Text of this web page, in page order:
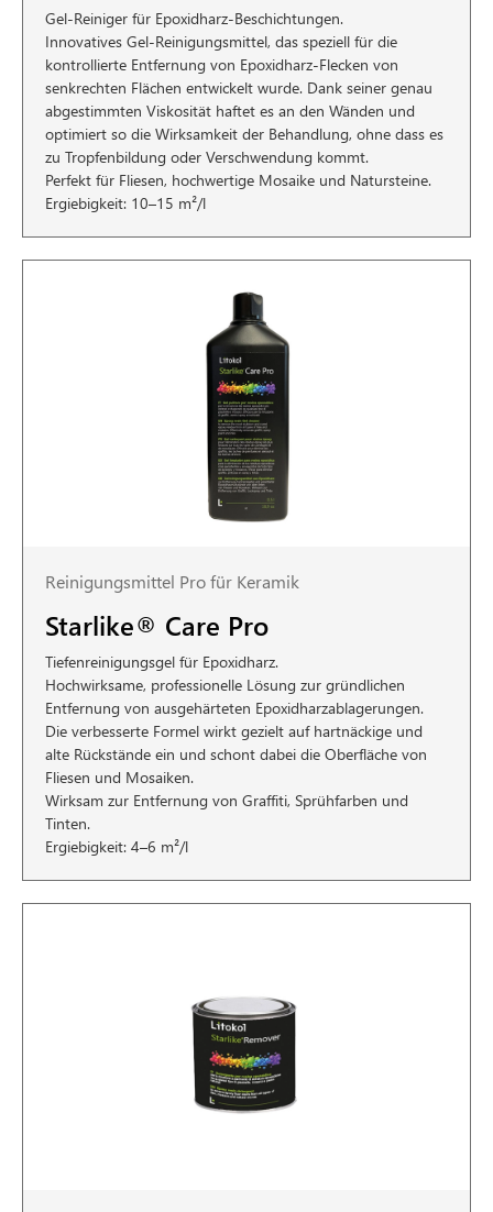
Gel-Reiniger für Epoxidharz-Beschichtungen.
Innovatives Gel-Reinigungsmittel, das speziell für die
kontrollierte Entfernung von Epoxidharz-Flecken von
senkrechten Flächen entwickelt wurde. Dank seiner genau
abgestimmten Viskosität haftet es an den Wänden und
optimiert so die Wirksamkeit der Behandlung, ohne dass es
zu Tropfenbildung oder Verschwendung kommt.
Perfekt für Fliesen, hochwertige Mosaike und Natursteine.
Ergiebigkeit: 10–15 m²/l
Reinigungsmittel Pro für Keramik
Starlike® Care Pro
Tiefenreinigungsgel für Epoxidharz.
Hochwirksame, professionelle Lösung zur gründlichen
Entfernung von ausgehärteten Epoxidharzablagerungen.
Die verbesserte Formel wirkt gezielt auf hartnäckige und
alte Rückstände ein und schont dabei die Oberfläche von
Fliesen und Mosaiken.
Wirksam zur Entfernung von Graffiti, Sprühfarben und
Tinten.
Ergiebigkeit: 4–6 m²/l